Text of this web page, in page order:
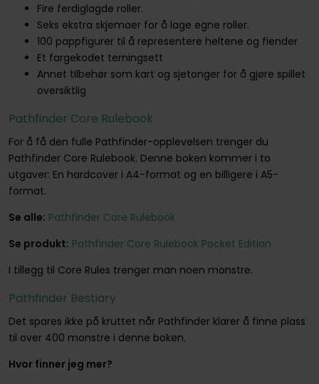
Fire ferdiglagde roller.
Seks ekstra skjemaer for å lage egne roller.
100 pappfigurer til å representere heltene og fiender
Et fargekodet terningsett
Annet tilbehør som kart og sjetonger for å gjøre spillet
oversiktlig
Pathfinder Core Rulebook
For å få den fulle Pathfinder-opplevelsen trenger du
Pathfinder Core Rulebook. Denne boken kommer i to
utgaver: En hardcover i A4-format og en billigere i A5-
format.
Se alle: Pathfinder Core Rulebook
Se produkt: Pathfinder Core Rulebook Pocket Edition
I tillegg til Core Rules trenger man noen monstre.
Pathfinder Bestiary
Det spares ikke på kruttet når Pathfinder klarer å finne plass
til over 400 monstre i denne boken.
Hvor finner jeg mer?